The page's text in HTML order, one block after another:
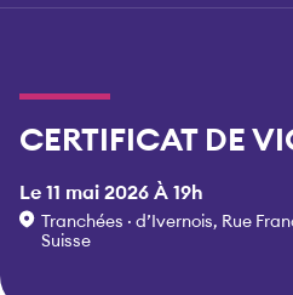
CERTIFICAT DE
Le 11 mai 2026 À 19h
Tranchées · d’Ivernois, Rue
Suisse